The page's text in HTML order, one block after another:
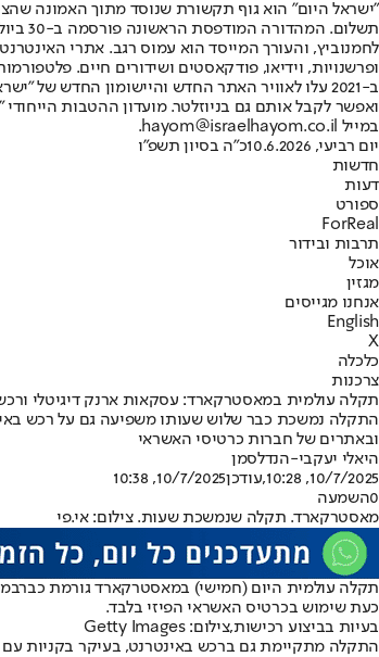
"ישראל היום" הוא גוף תקשורת שנוסד מתוך האמונה
ופרשנויות, וידיאו, פודקאסטים ושידורים חיים.
ב-2021 עלו לאוויר האתר החדש והיישומון החדש
ואפשר לקבל אותם גם בניוזלטר. מועדון ההטבות
במייל hayom@israelhayom.co.il.
יום רביעי, 10.6.2026
כ"ה בסיון תשפ"ו
חדשות
דעות
ספורט
ForReal
תרבות ובידור
אוכל
מגזין
אנחנו מגייסים
English
X
כלכלה
צרכנות
תקלה עולמית במאסטרקארד: עסקאות ארנק דיגיטלי
ובאתרים של חברות כרטיסי האשראי
היאלי יעקבי-הנדלסמן
10/7/2025, 10:28
,עודכן10/7/2025, 10:38
0השמעה
מאסטרקארד. תקלה שנמשכת שעות. צילום: אי.פי
תקלה עולמית היום (חמישי) במאסטרקארד גורמת
כעת שימוש בכרטיס האשראי הפיזי בלבד.
בעיות בביצוע רכישות,צילום: Getty Images